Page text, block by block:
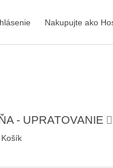
Nakupujte ako
- UPRATOVANIE
Košík